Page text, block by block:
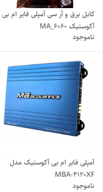
کابل برق و آر سی آمپلی فایر ام بی
آکوستیک MA_6060
ناموجود
آمپلی فایر ام بی آکوستیک مدل
MBA-4120XF
ناموجود